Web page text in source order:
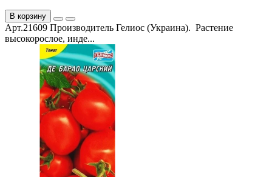
В корзину
Арт.21609 Производитель Гелиос (Украина). Растение
высокорослое, инде...